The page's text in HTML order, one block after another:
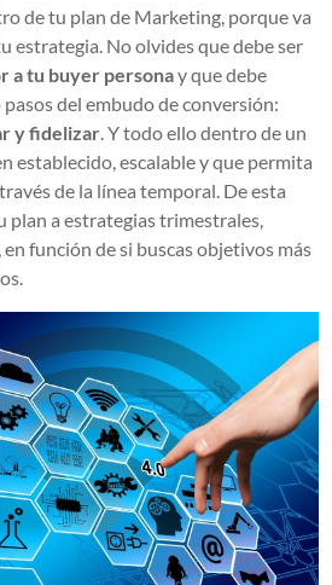
de tu plan de Marketing, porque va
estrategia. No olvides que debe ser
a tu buyer personay que debe
del embudo de conversión:
y fidelizar. Y todo ello dentro de un
establecido, escalable y que permita
de la línea temporal. De esta
plan a estrategias trimestrales,
en función de si buscas objetivos más